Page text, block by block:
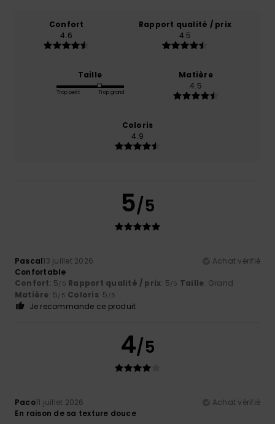
Confort
4.6
Rapport qualité / prix
4.5
Taille
Trop petit Trop grand
Matière
4.5
Coloris
4.9
5/5
Pascal13 juillet 2026
Achat vérifié
Confortable
Confort: 5/5 Rapport qualité / prix: 5/5 Taille: Grand
Matière: 5/5 Coloris: 5 /5
Je recommande ce produit
4/5
Paco11 juillet 2026
Achat vérifié
En raison de sa texture douce